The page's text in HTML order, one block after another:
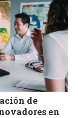
de
en